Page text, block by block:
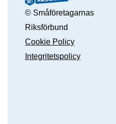
© Småföretagarnas
Riksförbund
Cookie Policy
Integritetspolicy